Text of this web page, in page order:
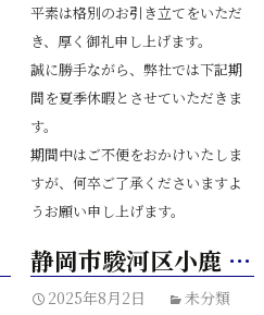
平素は格別のお引き立てをいただ
き、厚く御礼申し上げます。
誠に勝手ながら、弊社では下記期
間を夏季休暇とさせていただきま
す。
期間中はご不便をおかけいたしま
すが、何卒ご了承くださいますよ
うお願い申し上げます。
【夏季休暇期間】
2025年8月13日（水）～
静岡市駿河区小鹿 賃貸マンション
2025年8月2日
未分類